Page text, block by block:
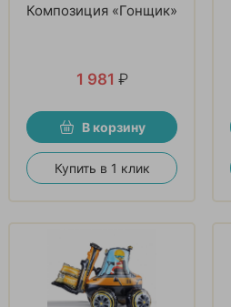
Композиция «Гонщик»
1 981 ₽
В корзину
Купить в 1 клик